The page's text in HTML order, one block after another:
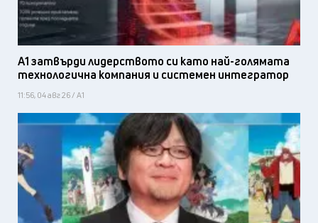
А1 затвърди лидерството си като най-голямата
технологична компания и системен интегратор
11:56, 04 авг 26 / А1